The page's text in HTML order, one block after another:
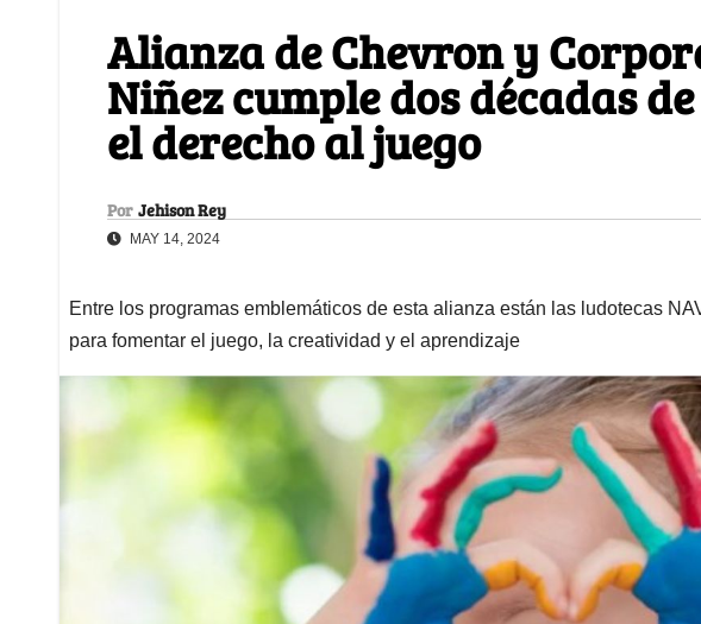
Alianza de Chevron y
Niñez cumple dos décadas
el derecho al juego
Por Jehison Rey
MAY 14, 2024
Entre los programas emblemáticos de esta alianza están las ludotecas
para fomentar el juego, la creatividad y el aprendizaje